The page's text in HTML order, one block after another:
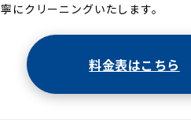
寧にクリーニングいたします。
料金表はこちら